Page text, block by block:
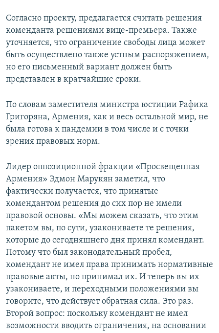
Согласно проекту, предлагается считать решения
коменданта решениями вице-премьера. Также
уточняется, что ограничение свободы лица может
быть осуществлено также устным распоряжением,
но его письменный вариант должен быть
представлен в кратчайшие сроки.
По словам заместителя министра юстиции Рафика
Григоряна, Армения, как и весь остальной мир, не
была готова к пандемии в том числе и с точки
зрения правовых норм.
Лидер оппозиционной фракции «Просвещенная
Армения» Эдмон Марукян заметил, что
фактически получается, что принятые
комендантом решения до сих пор не имели
правовой основы. «Мы можем сказать, что этим
пакетом вы, по сути, узакониваете те решения,
которые до сегодняшнего дня принял комендант.
Потому что был законодательный пробел,
комендант не имел права принимать нормативные
правовые акты, но принимал их. И теперь вы их
узакониваете, и переходными положениями вы
говорите, что действует обратная сила. Это раз.
Второй вопрос: поскольку комендант не имел
возможности вводить ограничения, на основании